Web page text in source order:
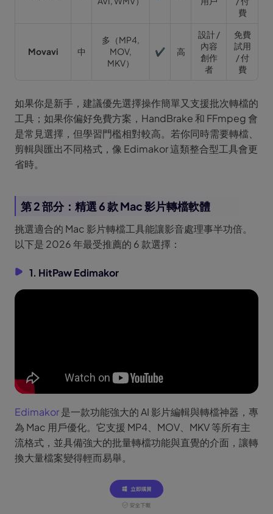
費
Movavi 中
多（MP4,
MOV,
MKV）
✔ 高
設計 /
內容
創作
者
免費
試用
/ 付
費
如果你是新手，建議優先選擇操作簡單又支援批次轉檔的
工具；如果你偏好免費方案，HandBrake 和 FFmpeg 會
是常見選擇，但學習門檻相對較高。若你同時需要轉檔、
剪輯與匯出不同格式，像 Edimakor 這類整合型工具會更
省時。
第 2 部分：精選 6 款 Mac 影片轉檔軟體
挑選適合的 Mac 影片轉檔工具能讓影音處理事半功倍。
以下是 2026 年最受推薦的 6 款選擇：
1. HitPaw Edimakor
Edimakor是一款功能強大的 AI 影片編輯與轉檔神器，專
為 Mac 用戶優化。它支援 MP4、MOV、MKV 等所有主
流格式，並具備強大的批量轉檔功能與直覺的介面，讓轉
換大量檔案變得輕而易舉。